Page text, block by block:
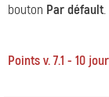
bouton Par défault.
Points v. 7.1 - 10